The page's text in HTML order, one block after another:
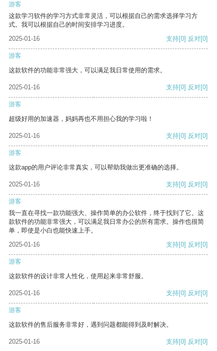
游客
这款学习软件的学习方式非常灵活，可以根据自己的需求选择学习方
式。我可以根据自己的时间安排学习进度。
2025-01-16
支持[0] 反对[0]
游客
这款软件的功能非常强大，可以满足我日常使用的需求。
2025-01-16 支持[0] 反对[0]
游客
超级好用的加速器，妈妈再也不用担心我的学习啦！
2025-01-16 支持[0] 反对[0]
游客
这款app的用户评论非常真实，可以帮助我做出更准确的选择。
2025-01-16 支持[0] 反对[0]
游客
我一直在寻找一款功能强大、操作简单的办公软件，终于找到了它。这
款软件的功能非常强大，可以满足我日常办公的所有需求。操作也很简
单，即使是小白也能快速上手。
2025-01-16
支持[0] 反对[0]
游客
这款软件的设计非常人性化，使用起来非常舒服。
2025-01-16 支持[0] 反对[0]
游客
这款软件的售后服务非常好，遇到问题都能得到及时解决。
2025-01-16 支持[0] 反对[0]